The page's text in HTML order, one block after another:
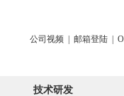
公司视频 邮箱登陆
技术研发